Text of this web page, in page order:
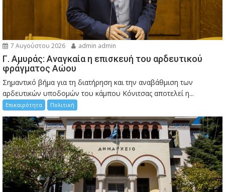
7 Αυγούστου 2026 admin admin
Γ. Αμυράς: Αναγκαία η επισκευή του αρδευτικού
φράγματος Αώου
Σημαντικό βήμα για τη διατήρηση και την αναβάθμιση των
αρδευτικών υποδομών του κάμπου Κόνιτσας αποτελεί η...
Επικαιρότητα Πολιτική